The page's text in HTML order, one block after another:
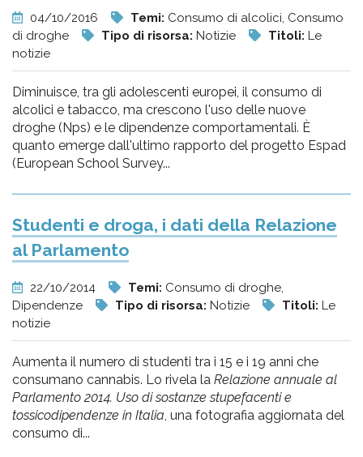
04/10/2016 Temi: Consumo di alcolici, Consumo
di droghe
Tipo di risorsa: Notizie Titoli: Le
notizie
Diminuisce, tra gli adolescenti europei, il consumo di
alcolici e tabacco, ma crescono l'uso delle nuove
droghe (Nps) e le dipendenze comportamentali. È
quanto emerge dall'ultimo rapporto del progetto Espad
(European School Survey...
Studenti e droga, i dati della Relazione
al Parlamento
22/10/2014 Temi: Consumo di droghe,
Dipendenze
Tipo di risorsa: Notizie Titoli: Le
notizie
Aumenta il numero di studenti tra i 15 e i 19 anni che
consumano cannabis. Lo rivela la Relazione annuale al
Parlamento 2014. Uso di sostanze stupefacenti e
tossicodipendenze in Italia, una fotografia aggiornata del
consumo di...